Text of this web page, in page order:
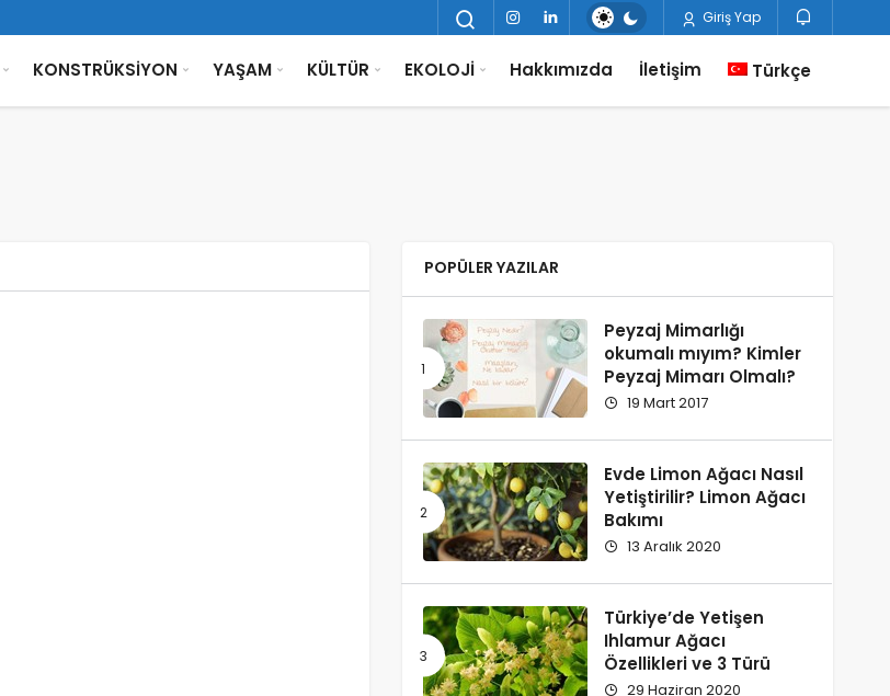
Giriş Yap
KONSTRÜKSİYON YAŞAM KÜLTÜR EKOLOJİ Hakkımızda İletişim Türkçe
POPÜLER YAZILAR
Peyzaj Mimarlığı
okumalı mıyım? Kimler
Peyzaj Mimarı Olmalı?
19 Mart 2017
Evde Limon Ağacı Nasıl
Yetiştirilir? Limon Ağacı
Bakımı
13 Aralık 2020
Türkiye’de Yetişen
Ihlamur Ağacı
Özellikleri ve 3 Türü
29 Haziran 2020